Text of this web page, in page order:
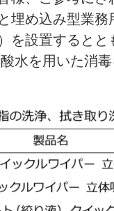
埋め込み型業
を設置すると
水を用いた消